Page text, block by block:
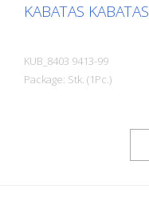
KABATAS KABATAS
KUB_8403 9413-99
Package: Stk. (1Pc.)